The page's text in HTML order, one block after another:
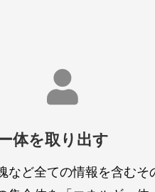

体を取り出す
など全ての情報を含むそ